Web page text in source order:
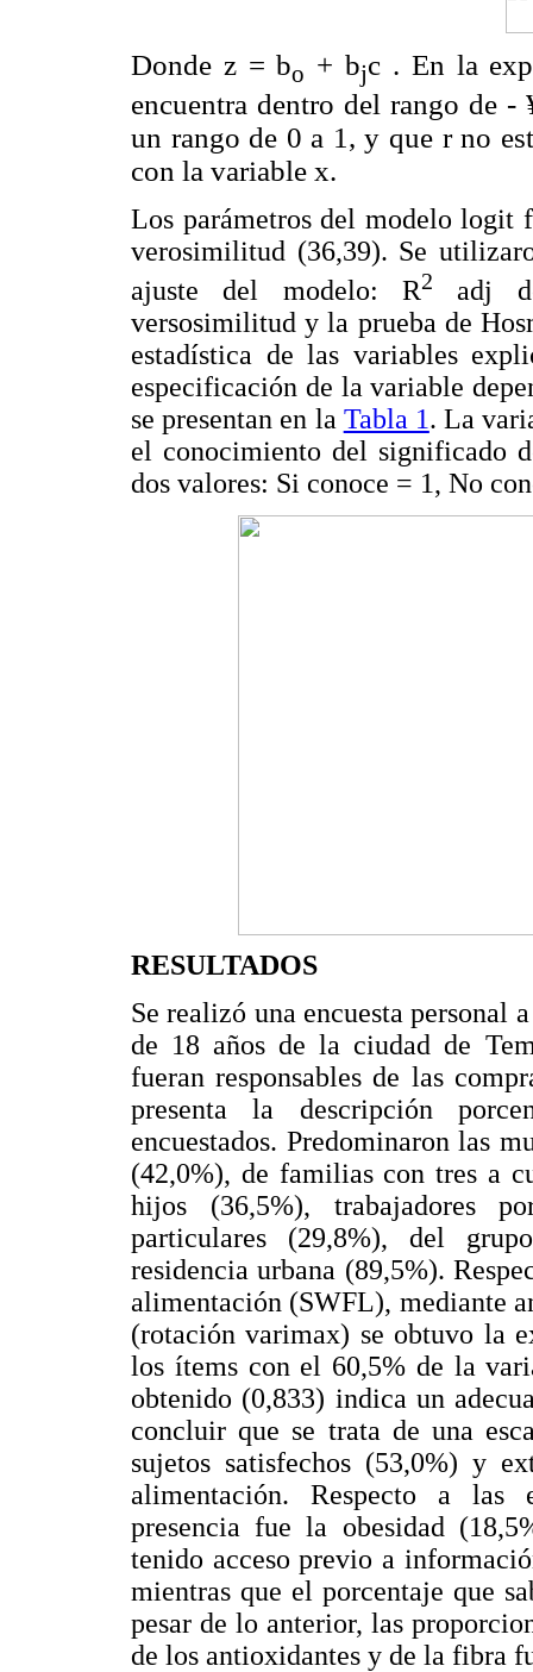
Donde z =bo +bjc . En la
encuentra dentro del rango de -
un rango de 0 a 1, y que r no
con la variable x.
Los parámetros del modelo logit
verosimilitud (36,39). Se
ajuste del modelo: R2
adj
versosimilitud y la prueba de
estadística de las variables
especificación de la variable
se presentan en la Tabla 1. La
el conocimiento del significado
dos valores: Si conoce = 1, No
RESULTADOS
Se realizó una encuesta personal
de 18 años de la ciudad de
fueran responsables de las
presenta la descripción
encuestados. Predominaron las
(42,0%), de familias con tres a
hijos (36,5%), trabajadores
particulares (29,8%), del
residencia urbana (89,5%).
alimentación (SWFL), mediante
(rotación varimax) se obtuvo la
los ítems con el 60,5% de la
obtenido (0,833) indica un
concluir que se trata de una
sujetos satisfechos (53,0%) y
alimentación. Respecto a las
presencia fue la obesidad
tenido acceso previo a
mientras que el porcentaje que
pesar de lo anterior, las
de los antioxidantes y de la fibra